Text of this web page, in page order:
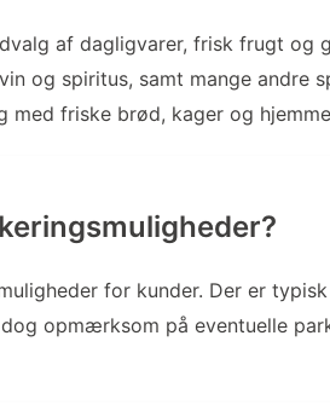
af dagligvarer, frisk frugt og
og spiritus, samt mange andre
med friske brød, kager og
for kunder. Der er
opmærksom på eventuelle